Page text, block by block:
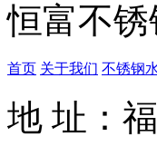
恒富不
首页 关于我们 不锈钢
地 址：